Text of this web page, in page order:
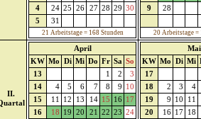
4
24 25 26 27 28 29 30
5
31
21 Arbeitstage = 168 Stunden
9
28
20 Arbeitstage =
II.
April
KW Mo Di Mi Do Fr Sa So
13
1 2
3
14
4 5 6 7 8 9 10
15
11 12 13 14 15 16 17
16
18 19 20 21 22 23 24
Mai
KW Mo Di Mi
17
18
2 3
4
19
9 10
11
20
16 17 18